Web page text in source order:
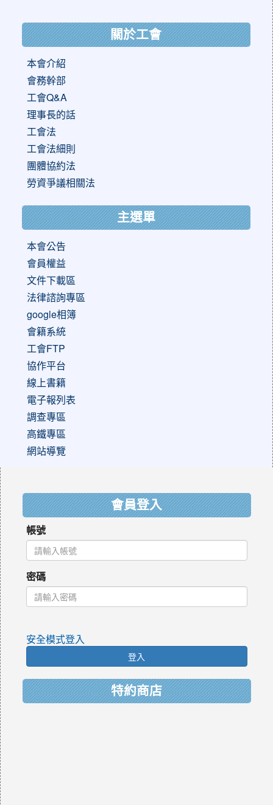
關於工會
本會介紹
會務幹部
工會Q&A
理事長的話
工會法
工會法細則
團體協約法
勞資爭議相關法
主選單
本會公告
會員權益
文件下載區
法律諮詢專區
google相簿
會籍系統
工會FTP
協作平台
線上書籍
電子報列表
調查專區
高鐵專區
網站導覽
會員登入
帳號
密碼
安全模式登入
登入
特約商店